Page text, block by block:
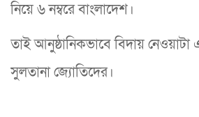
নিয়ে ৬ নম্বরে বাংলাদেশ।
তাই আনুষ্ঠানিকভাবে বিদায় নেওয়াটা
সুলতানা জ্যোতিদের।